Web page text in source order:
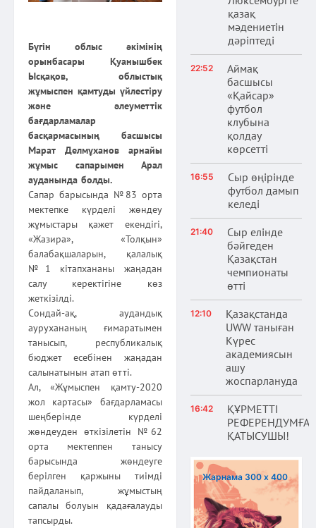
Бүгін облыс әкімінің
орынбасары Қуанышбек
Ысқақов, облыстық
жұмыспен қамтуды үйлестіру
және әлеуметтік
бағдарламалар
басқармасының басшысы
Марат Делмұханов арнайы
жұмыс сапарымен Арал
ауданында болды.
Сапар барысында №83 орта
мектепке күрделі жөндеу
жұмыстары қажет екендігі,
«Жазира», «Толқын»
балабақшаларын, қалалық
№1 кітапхананы жаңадан
салу керектігіне көз
жеткізілді.
Сондай-ақ, аудандық
аурухананың ғимаратымен
танысып, республикалық
бюджет есебінен жаңадан
салынатынын атап өтті.
Ал, «Жұмыспен қамту-2020
жол картасы» бағдарламасы
шеңберінде күрделі
жөндеуден өткізілетін №62
орта мектеппен танысу
барысында жөндеуге
берілген қаржыны тиімді
пайдаланып, жұмыстың
сапалы болуын қадағалауды
тапсырды.
қазақ
мәдениетін
дәріптеді
22:52
Аймақ
басшысы
«Қайсар»
футбол
клубына
қолдау
көрсетті
16:55
Сыр өңірінде
футбол дамып
келеді
21:40
Сыр елінде
бәйгеден
Қазақстан
чемпионаты
өтті
12:10
Қазақстанда
UWW таныған
Күрес
академиясын
ашу
жоспарлануда
16:42
ҚҰРМЕТТІ
РЕФЕРЕНДУМҒА
ҚАТЫСУШЫ!
Жарнама 300 х 400